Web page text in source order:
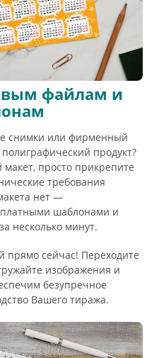
файлам и
снимки или фирменный
продукт?
макет, просто прикрепите
требования
нет —
шаблонами и
несколько минут.
прямо сейчас! Переходите
изображения и
безупречное
Вашего тиража.